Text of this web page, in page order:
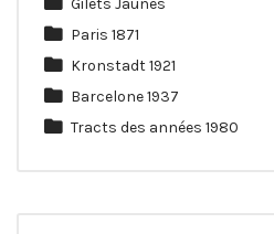
Gilets Jaunes
Paris 1871
Kronstadt 1921
Barcelone 1937
Tracts des années 1980